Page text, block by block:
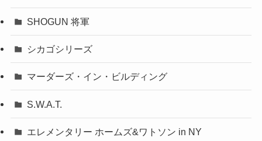
SHOGUN 将軍
シカゴシリーズ
マーダーズ・イン・ビルディング
S.W.A.T.
エレメンタリー ホームズ&ワトソン in NY